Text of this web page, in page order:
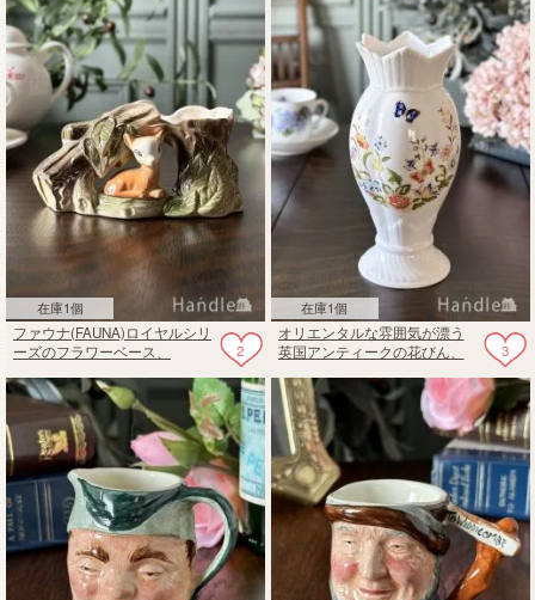
在庫1個
2
ファウナ(FAUNA)ロイヤルシリ
ーズのフラワーベース、
ージの花びん
在庫1個
3
オリエンタルな雰囲気が漂う
英国アンティークの花びん、
デン（COTTAGE GARDEN）